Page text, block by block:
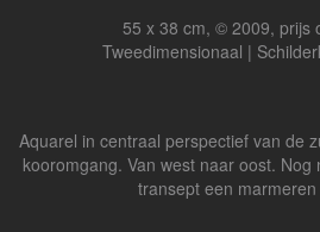
55 x 38 cm, © 2009, prijs
Tweedimensionaal |
Aquarel in centraal perspectief van de
kooromgang. Van west naar oost.
transept een